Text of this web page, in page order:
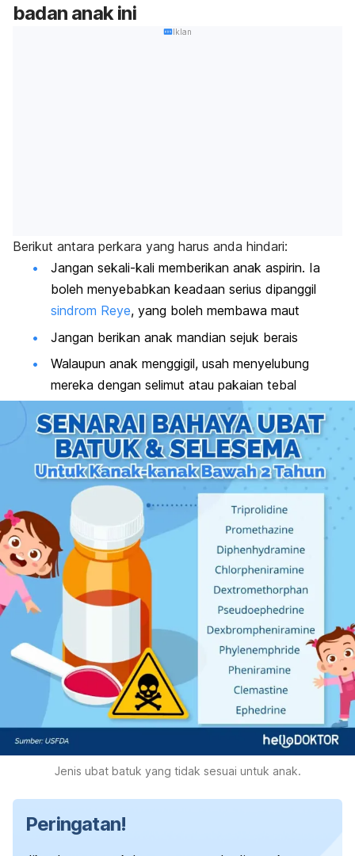
badan anak ini
Iklan
Berikut antara perkara yang harus anda hindari:
Jangan sekali-kali memberikan anak aspirin. Ia
boleh menyebabkan keadaan serius dipanggil
sindrom Reye, yang boleh membawa maut
Jangan berikan anak mandian sejuk berais
Walaupun anak menggigil, usah menyelubung
mereka dengan selimut atau pakaian tebal
Jenis ubat batuk yang tidak sesuai untuk anak.
Peringatan!